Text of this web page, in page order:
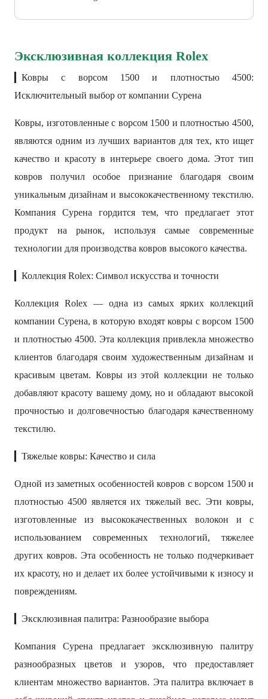
Эксклюзивная коллекция Rolex
▎Ковры с ворсом 1500 и плотностью 4500:
Исключительный выбор от компании Сурена
Ковры, изготовленные с ворсом 1500 и плотностью 4500,
являются одним из лучших вариантов для тех, кто ищет
качество и красоту в интерьере своего дома. Этот тип
ковров получил особое признание благодаря своим
уникальным дизайнам и высококачественному текстилю.
Компания Сурена гордится тем, что предлагает этот
продукт на рынок, используя самые современные
технологии для производства ковров высокого качества.
▎Коллекция Rolex: Символ искусства и точности
Коллекция Rolex — одна из самых ярких коллекций
компании Сурена, в которую входят ковры с ворсом 1500
и плотностью 4500. Эта коллекция привлекла множество
клиентов благодаря своим художественным дизайнам и
красивым цветам. Ковры из этой коллекции не только
добавляют красоту вашему дому, но и обладают высокой
прочностью и долговечностью благодаря качественному
текстилю.
▎Тяжелые ковры: Качество и сила
Одной из заметных особенностей ковров с ворсом 1500 и
плотностью 4500 является их тяжелый вес. Эти ковры,
изготовленные из высококачественных волокон и с
использованием современных технологий, тяжелее
других ковров. Эта особенность не только подчеркивает
их красоту, но и делает их более устойчивыми к износу и
повреждениям.
▎Эксклюзивная палитра: Разнообразие выбора
Компания Сурена предлагает эксклюзивную палитру
разнообразных цветов и узоров, что предоставляет
клиентам множество вариантов. Эта палитра включает в